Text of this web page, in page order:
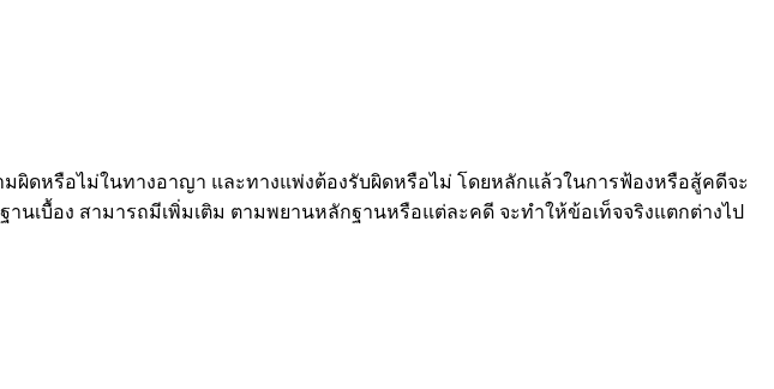
ดหรือไม่ในทางอาญา และทางแพ่งต้องรับผิดหรือไม่ โดยหลักแล้วในการฟ้องหรือสู้คดีจะ
เบื้อง สามารถมีเพิ่มเติม ตามพยานหลักฐานหรือแต่ละคดี จะทำให้ข้อเท็จจริงแตกต่างไป